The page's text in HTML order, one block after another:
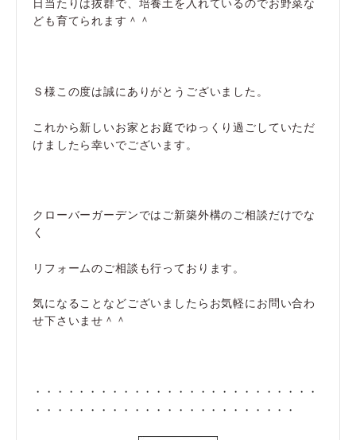
ども育てられます＾＾
Ｓ様この度は誠にありがとうございました。
これから新しいお家とお庭でゆっくり過ごしていただ
けましたら幸いでございます。
クローバーガーデンではご新築外構のご相談だけでな
く
リフォームのご相談も行っております。
気になることなどございましたらお気軽にお問い合わ
せ下さいませ＾＾
・・・・・・・・・・・・・・・・・・・・・・・・・・
・・・・・・・・・・・・・・・・・・・・・・・・